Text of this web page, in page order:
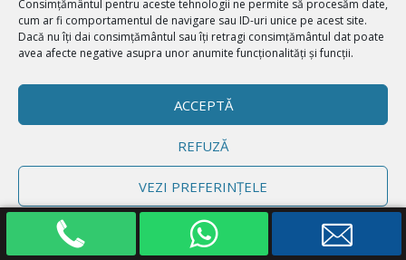
Consimțământul pentru aceste tehnologii ne permite să procesăm date,
cum ar fi comportamentul de navigare sau ID-uri unice pe acest site.
Dacă nu îți dai consimțământul sau îți retragi consimțământul dat poate
avea afecte negative asupra unor anumite funcționalități și funcții.
ACCEPTĂ
REFUZĂ
VEZI PREFERINȚELE
Politică cookie-uri Declarație de confidențialitate Impressum